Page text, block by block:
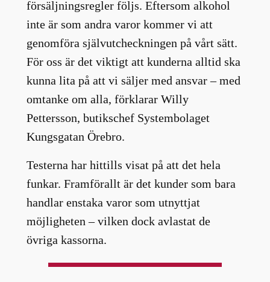
försäljningsregler följs. Eftersom alkohol
inte är som andra varor kommer vi att
genomföra självutcheckningen på vårt sätt.
För oss är det viktigt att kunderna alltid ska
kunna lita på att vi säljer med ansvar – med
omtanke om alla, förklarar Willy
Pettersson, butikschef Systembolaget
Kungsgatan Örebro.
Testerna har hittills visat på att det hela
funkar. Framförallt är det kunder som bara
handlar enstaka varor som utnyttjat
möjligheten – vilken dock avlastat de
övriga kassorna.